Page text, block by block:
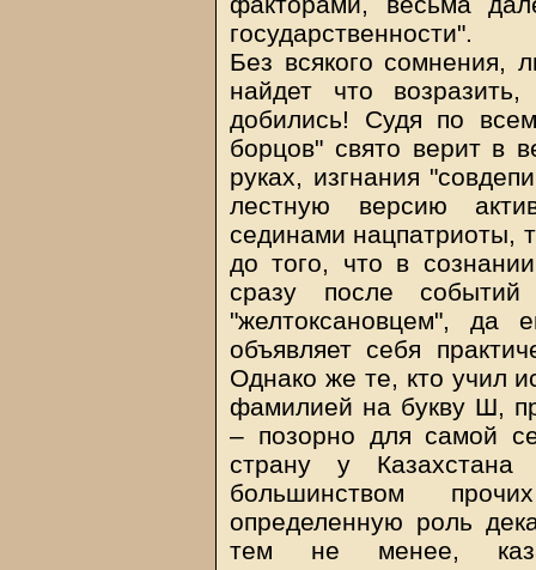
государственности".
Без всякого сомнения,
найдет что
добились! Судя по
борцов" свято верит в
руках, изгнания
лестную версию
сединами нацпатриоты,
до того, что в
сразу после
"желтоксановцем", да
объявляет себя
Однако же те, кто учил
фамилией на букву Ш,
– позорно для самой
страну у
большинством
определенную роль
тем не менее,